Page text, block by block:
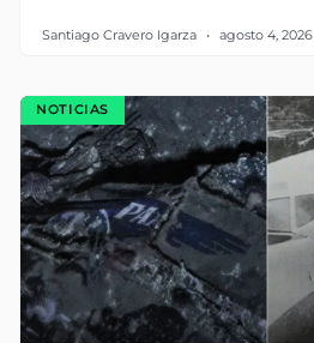
Santiago Cravero Igarza agosto 4, 2026
NOTICIAS